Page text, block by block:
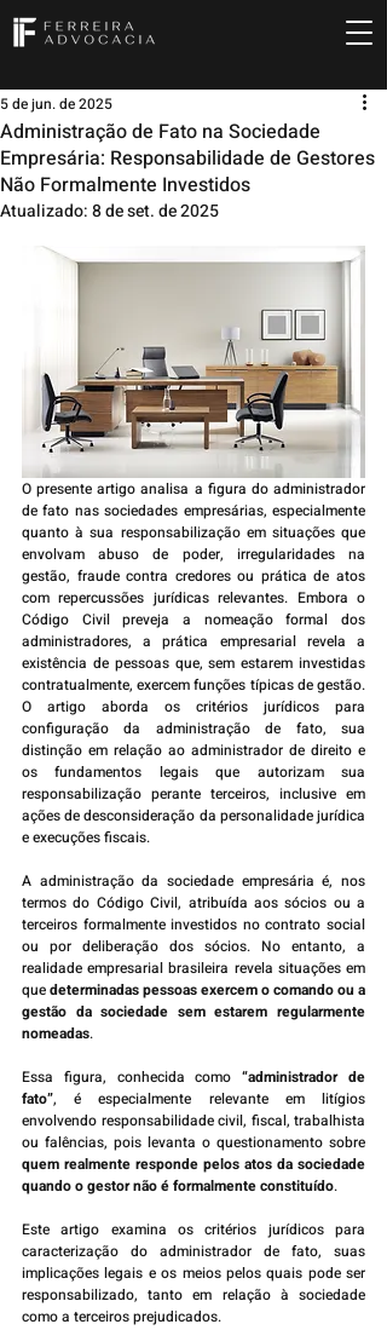
Administração de Fato na Sociedade
Empresária: Responsabilidade de Gestores
Não Formalmente Investidos
5 de jun. de 2025
Atualizado:8 de set. de 2025
O presente artigo analisa a figura do administrador
de fato nas sociedades empresárias, especialmente
quanto à sua responsabilização em situações que
envolvam abuso de poder, irregularidades na
gestão, fraude contra credores ou prática de atos
com repercussões jurídicas relevantes. Embora o
Código Civil preveja a nomeação formal dos
administradores, a prática empresarial revela a
existência de pessoas que, sem estarem investidas
contratualmente, exercem funções típicas de gestão.
O artigo aborda os critérios jurídicos para
configuração da administração de fato, sua
distinção em relação ao administrador de direito e
os fundamentos legais que autorizam sua
responsabilização perante terceiros, inclusive em
ações de desconsideração da personalidade jurídica
e execuções fiscais.
A administração da sociedade empresária é, nos
termos do Código Civil, atribuída aos sócios ou a
terceiros formalmente investidos no contrato social
ou por deliberação dos sócios. No entanto, a
realidade empresarial brasileira revela situações em
que determinadas pessoas exercem o comando ou a
gestão da sociedade sem estarem regularmente
nomeadas.
Essa figura, conhecida como “administrador de
fato”, é especialmente relevante em litígios
envolvendo responsabilidade civil, fiscal, trabalhista
quem realmente responde pelos atos da sociedade
quando o gestor não é formalmente constituído.
Este artigo examina os critérios jurídicos para
caracterização do administrador de fato, suas
implicações legais e os meios pelos quais pode ser
responsabilizado, tanto em relação à sociedade
como a terceiros prejudicados.